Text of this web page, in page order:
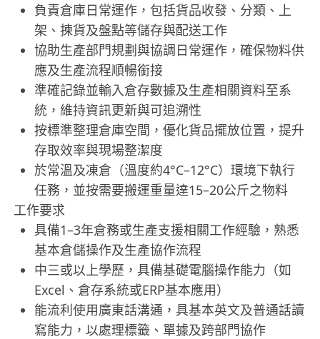
負責倉庫日常運作，包括貨品收發、分類、上
架、揀貨及盤點等儲存與配送工作
協助生產部門規劃與協調日常運作，確保物料供
應及生產流程順暢銜接
準確記錄並輸入倉存數據及生產相關資料至系
統，維持資訊更新與可追溯性
按標準整理倉庫空間，優化貨品擺放位置，提升
存取效率與現場整潔度
於常溫及凍倉（溫度約4°C–12°C）環境下執行
任務，並按需要搬運重量達15–20公斤之物料
工作要求
具備1–3年倉務或生產支援相關工作經驗，熟悉
基本倉儲操作及生產協作流程
中三或以上學歷，具備基礎電腦操作能力（如
Excel、倉存系統或ERP基本應用）
能流利使用廣東話溝通，具基本英文及普通話讀
寫能力，以處理標籤、單據及跨部門協作